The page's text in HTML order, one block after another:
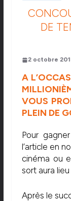
DE
2 octobre
A
VOUS
PLEIN DE
Pour
l’article en
cinéma ou
sort aura lieu
Après le